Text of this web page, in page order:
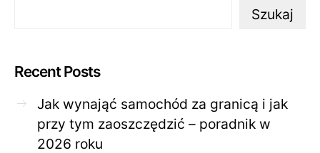
Szukaj
Recent Posts
Jak wynająć samochód za granicą i jak
przy tym zaoszczędzić – poradnik w
2026 roku